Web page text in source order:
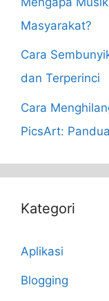
Masyarakat?
Cara
dan Terperinci
Cara
PicsArt:
Kategori
Aplikasi
Blogging